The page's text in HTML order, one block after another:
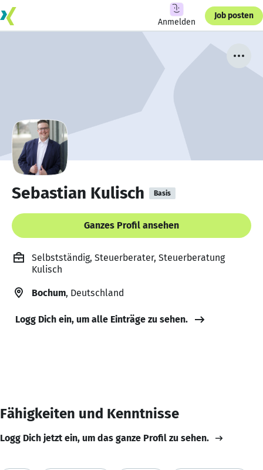
Anmelden
Job posten
Sebastian Kulisch Basis
Ganzes Profil ansehen
Selbstständig, Steuerberater, Steuerberatung
Kulisch
Bochum, Deutschland
Logg Dich ein, um alle Einträge zu sehen.
Fähigkeiten und Kenntnisse
Logg Dich jetzt ein, um das ganze Profil zu sehen.